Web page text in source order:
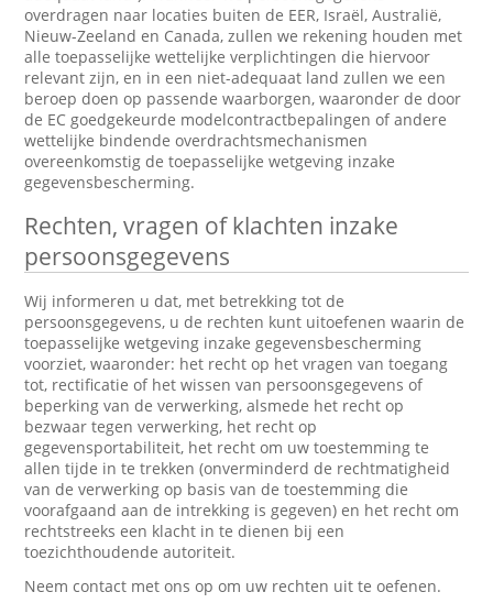
overdragen naar locaties buiten de EER, Israël, Australië,
Nieuw-Zeeland en Canada, zullen we rekening houden met
alle toepasselijke wettelijke verplichtingen die hiervoor
relevant zijn, en in een niet-adequaat land zullen we een
beroep doen op passende waarborgen, waaronder de door
de EC goedgekeurde modelcontractbepalingen of andere
wettelijke bindende overdrachtsmechanismen
overeenkomstig de toepasselijke wetgeving inzake
gegevensbescherming.
Rechten, vragen of klachten inzake
persoonsgegevens
Wij informeren u dat, met betrekking tot de
persoonsgegevens, u de rechten kunt uitoefenen waarin de
toepasselijke wetgeving inzake gegevensbescherming
voorziet, waaronder: het recht op het vragen van toegang
tot, rectificatie of het wissen van persoonsgegevens of
beperking van de verwerking, alsmede het recht op
bezwaar tegen verwerking, het recht op
gegevensportabiliteit, het recht om uw toestemming te
allen tijde in te trekken (onverminderd de rechtmatigheid
van de verwerking op basis van de toestemming die
voorafgaand aan de intrekking is gegeven) en het recht om
rechtstreeks een klacht in te dienen bij een
toezichthoudende autoriteit.
Neem contact met ons op om uw rechten uit te oefenen.